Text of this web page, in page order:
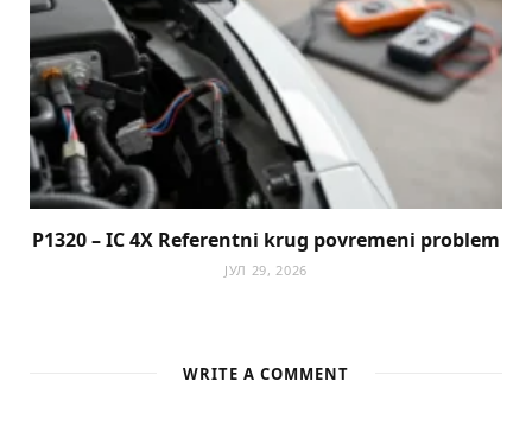
P1320 – IC 4X Referentni krug povremeni problem
ЈУЛ 29, 2026
WRITE A COMMENT